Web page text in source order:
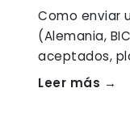
Como enviar
(Alemania,
aceptados,
Leer más →